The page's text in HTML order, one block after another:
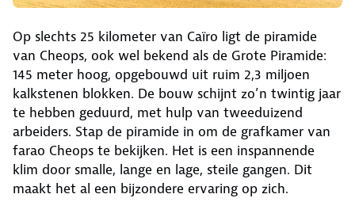
Op slechts 25 kilometer van Caïro ligt de piramide
van Cheops, ook wel bekend als de Grote Piramide:
145 meter hoog, opgebouwd uit ruim 2,3 miljoen
kalkstenen blokken. De bouw schijnt zo’n twintig jaar
te hebben geduurd, met hulp van tweeduizend
arbeiders. Stap de piramide in om de grafkamer van
farao Cheops te bekijken. Het is een inspannende
klim door smalle, lange en lage, steile gangen. Dit
maakt het al een bijzondere ervaring op zich.